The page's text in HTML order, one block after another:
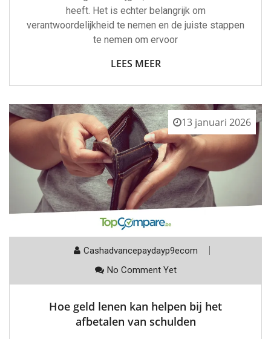
heeft. Het is echter belangrijk om
verantwoordelijkheid te nemen en de juiste stappen
te nemen om ervoor
LEES MEER
13 januari 2026
Cashadvancepaydayp9ecom
No Comment Yet
Hoe geld lenen kan helpen bij het
afbetalen van schulden